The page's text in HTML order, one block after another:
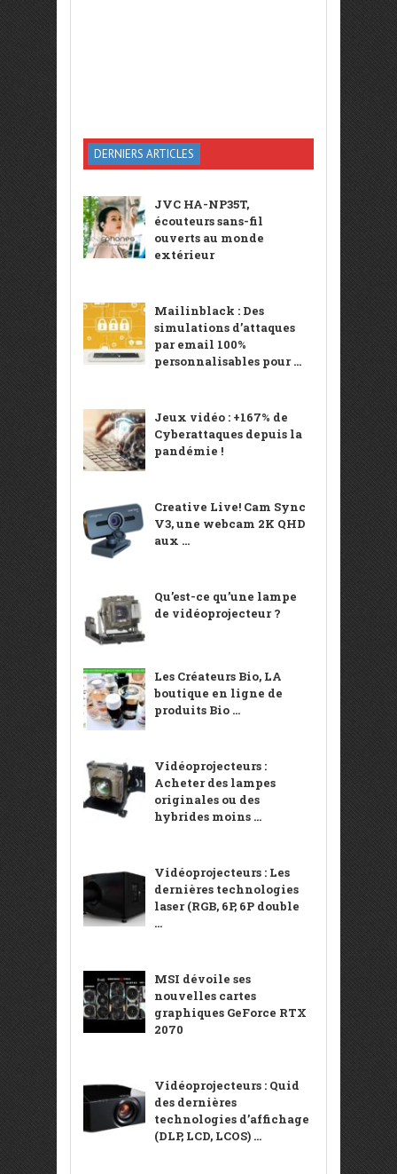
DERNIERS ARTICLES
JVC HA-NP35T,
écouteurs sans-fil
ouverts au monde
extérieur
Mailinblack : Des
simulations d’attaques
par email 100%
personnalisables pour ...
Jeux vidéo : +167% de
Cyberattaques depuis la
pandémie !
Creative Live! Cam Sync
V3, une webcam 2K QHD
aux ...
Qu’est-ce qu’une lampe
de vidéoprojecteur ?
Les Créateurs Bio, LA
boutique en ligne de
produits Bio ...
Vidéoprojecteurs :
Acheter des lampes
originales ou des
hybrides moins ...
Vidéoprojecteurs : Les
dernières technologies
laser (RGB, 6P, 6P double
...
MSI dévoile ses
nouvelles cartes
graphiques GeForce RTX
2070
Vidéoprojecteurs : Quid
des dernières
technologies d’affichage
(DLP, LCD, LCOS) ...